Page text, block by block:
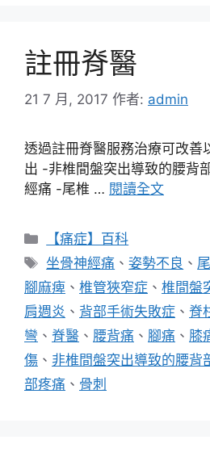
註冊脊醫
21 7 月, 2017 作者: admin
透過註冊脊醫服務治療可改善
出 -非椎間盤突出導致的腰背
經痛 -尾椎 … 閱讀全文
分
類
【痛症】百科
標
籤
坐骨神經痛 、姿勢不良 、
腳麻痺 、 椎管狹窄症 、 椎間盤
肩週炎 、 背部手術失敗症 、 脊
彎 、 脊醫 、 腰背痛 、 腳痛 、 膝
傷 、 非椎間盤突出導致的腰背
部疼痛 、 骨刺